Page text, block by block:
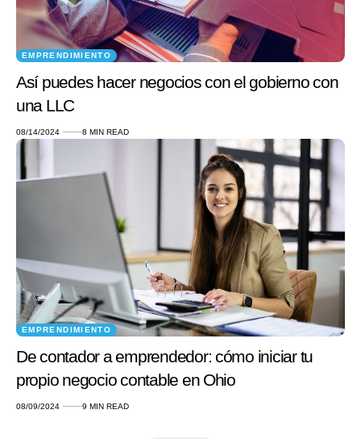
EMPRENDIMIENTO
Así puedes hacer negocios con el gobierno con
una LLC
08/14/2024 8 MIN READ
EMPRENDIMIENTO
De contador a emprendedor: cómo iniciar tu
propio negocio contable en Ohio
08/09/2024 9 MIN READ